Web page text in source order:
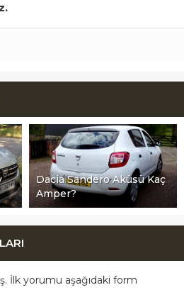
Dacia Sandero Aküsü Kaç
Amper?
İlk yorumu aşağıdaki form